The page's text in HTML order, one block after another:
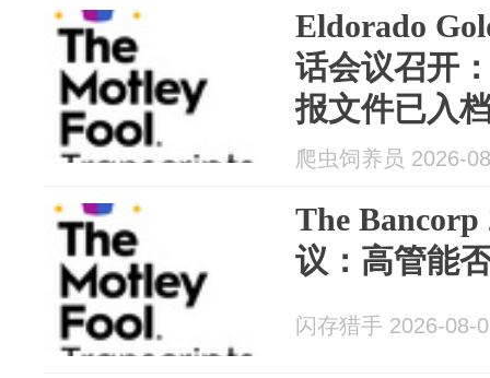
Eldorado
话会议召开
报文件已入
爬虫饲养员 2026-
The Bancorp
议：高管能
闪存猎手 2026-08-